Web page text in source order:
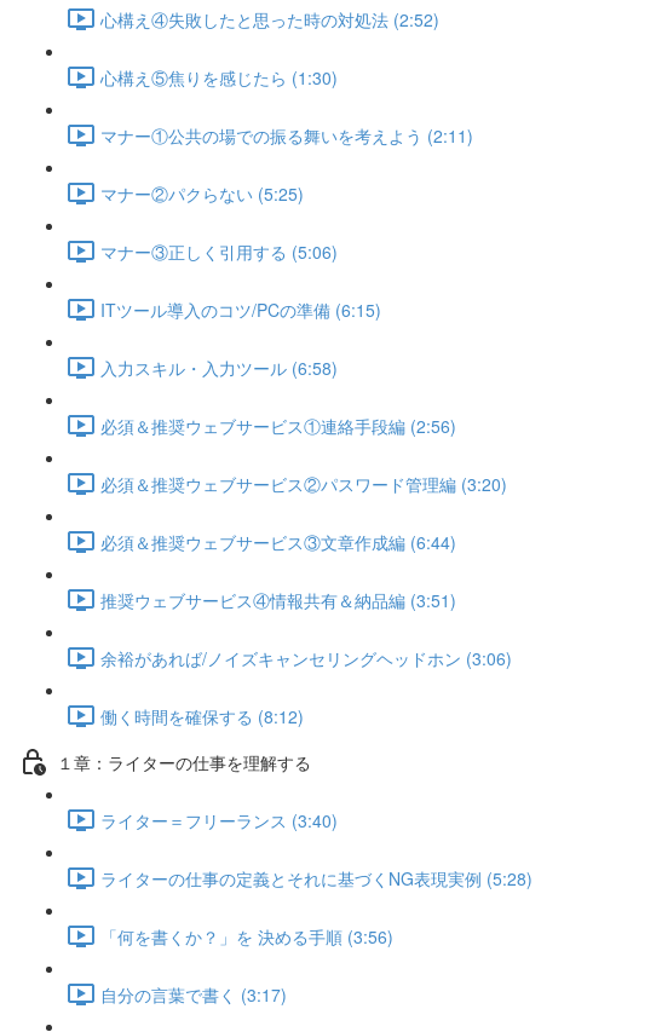
心構え④失敗したと思った時の対処法 (2:52)
心構え⑤焦りを感じたら (1:30)
マナー①公共の場での振る舞いを考えよう (2:11)
マナー②パクらない (5:25)
マナー③正しく引用する (5:06)
ITツール導入のコツ/PCの準備 (6:15)
入力スキル・入力ツール (6:58)
必須＆推奨ウェブサービス①連絡手段編 (2:56)
必須＆推奨ウェブサービス②パスワード管理編 (3:20)
必須＆推奨ウェブサービス③文章作成編 (6:44)
推奨ウェブサービス④情報共有＆納品編 (3:51)
余裕があれば/ノイズキャンセリングヘッドホン (3:06)
働く時間を確保する (8:12)
１章：ライターの仕事を理解する
ライター＝フリーランス (3:40)
ライターの仕事の定義とそれに基づくNG表現実例 (5:28)
「何を書くか？」を 決める手順 (3:56)
自分の言葉で書く (3:17)